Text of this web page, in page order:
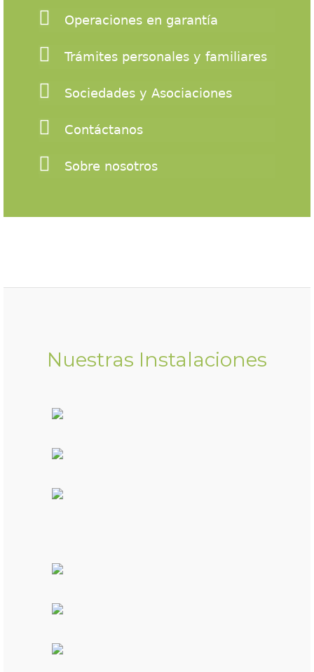
Operaciones en garantía
Trámites personales y familiares
Sociedades y Asociaciones
Contáctanos
Sobre nosotros
Nuestras Instalaciones